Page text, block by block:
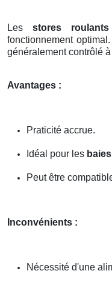
Les stores roulants
fonctionnement
généralement contrôlé à
Avantages :
Praticité accrue.
Idéal pour les
Peut être
Inconvénients :
Nécessité d'une